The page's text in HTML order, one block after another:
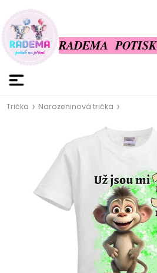
RADEMA
Trička Narozeninová trička